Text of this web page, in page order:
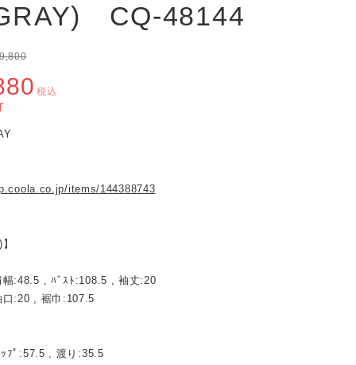
CQ-48144
税込
items/144388743
幅:48.5 , ﾊﾞｽﾄ:108.5 , 袖丈:20
:20 , 裾巾:107.5
ﾌﾟ:57.5 , 渡り:35.5